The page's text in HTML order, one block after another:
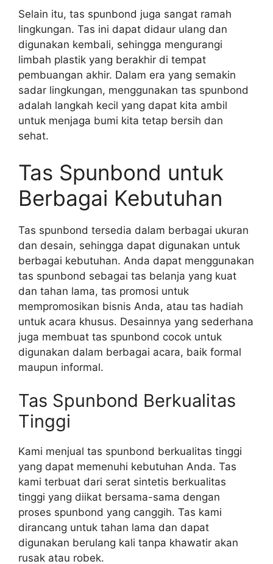
Selain itu, tas spunbond juga sangat ramah
lingkungan. Tas ini dapat didaur ulang dan
digunakan kembali, sehingga mengurangi
limbah plastik yang berakhir di tempat
pembuangan akhir. Dalam era yang semakin
sadar lingkungan, menggunakan tas spunbond
adalah langkah kecil yang dapat kita ambil
untuk menjaga bumi kita tetap bersih dan
sehat.
Tas Spunbond untuk
Berbagai Kebutuhan
Tas spunbond tersedia dalam berbagai ukuran
dan desain, sehingga dapat digunakan untuk
berbagai kebutuhan. Anda dapat menggunakan
tas spunbond sebagai tas belanja yang kuat
dan tahan lama, tas promosi untuk
mempromosikan bisnis Anda, atau tas hadiah
untuk acara khusus. Desainnya yang sederhana
juga membuat tas spunbond cocok untuk
digunakan dalam berbagai acara, baik formal
maupun informal.
Tas Spunbond Berkualitas
Tinggi
Kami menjual tas spunbond berkualitas tinggi
yang dapat memenuhi kebutuhan Anda. Tas
kami terbuat dari serat sintetis berkualitas
tinggi yang diikat bersama-sama dengan
proses spunbond yang canggih. Tas kami
dirancang untuk tahan lama dan dapat
digunakan berulang kali tanpa khawatir akan
rusak atau robek.